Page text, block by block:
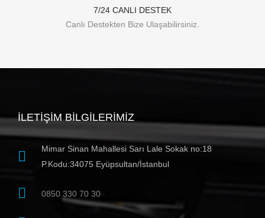
7/24 CANLI DESTEK
Canlı Destekten Bize Ulaşabilirsiniz.
İLETIŞIM BILGILERIMIZ
Mimar Sinan Mahallesi Sarı Lale Sokak no:18
P.Kodu:34075 Eyüpsultan/İstanbul
0850 330 70 30